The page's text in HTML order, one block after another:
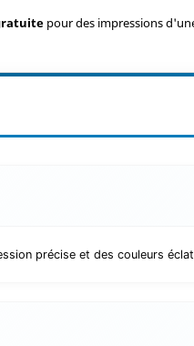
pour des impressions
précise et des couleurs